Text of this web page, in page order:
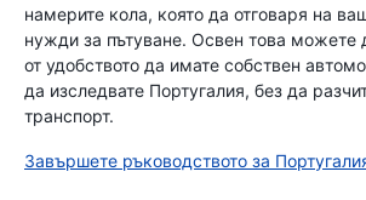
намерите кола, която да отговаря на
нужди за пътуване. Освен това можете
от удобството да имате собствен
да изследвате Португалия, без да
транспорт.
Завършете ръководството за